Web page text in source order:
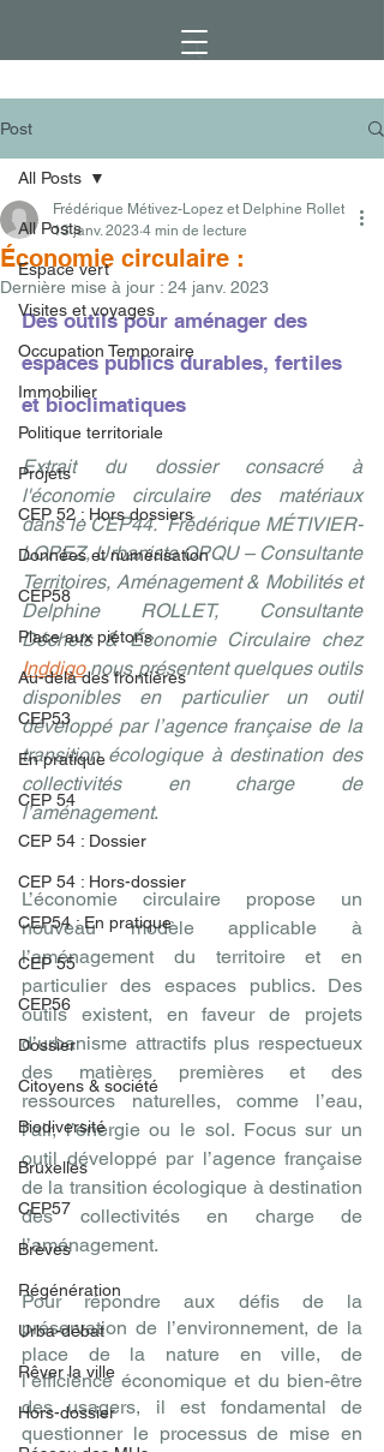
Post
All Posts
Espace vert
Visites et voyages
Occupation Temporaire
Immobilier
Politique territoriale
Projets
CEP 52 : Hors dossiers
Données et numérisation
CEP58
Place aux piétons
Au-delà des frontières
CEP53
En pratique
CEP 54
CEP 54 : Dossier
CEP 54 : Hors-dossier
CEP54 : En pratique
CEP 55
CEP56
Dossier
Citoyens & société
Biodiversité
Bruxelles
CEP57
Brèves
Régénération
Urba-débat
Rêver la ville
Hors-dossier
All Posts
Économie circulaire :
Frédérique Métivez-Lopez et Delphine Rollet
13 janv. 2023 4 min de lecture
Dernière mise à jour : 24 janv. 2023
Des outils pour aménager des
espaces publics durables, fertiles
et bioclimatiques
Extrait du dossier consacré à
l'économie circulaire des matériaux
dans le CEP44.  Frédérique MÉTIVIER-
LOPEZ, Urbaniste OPQU – Consultante
Territoires, Aménagement & Mobilités et
Delphine ROLLET, Consultante
Déchets & Économie Circulaire chez
Inddigo nous présentent quelques outils
disponibles en particulier un outil
développé par l’agence française de la
transition écologique à destination des
collectivités en charge de
l’aménagement
L’économie circulaire propose un
nouveau modèle applicable à
l’aménagement du territoire et en
particulier des espaces publics. Des
outils existent, en faveur de projets
d’urbanisme attractifs plus respectueux
des matières premières et des
ressources naturelles, comme l’eau,
l’air, l’énergie ou le sol. Focus sur un
outil développé par l’agence française
de la transition écologique à destination
des collectivités en charge de
l’aménagement.
Pour répondre aux défis de la
préservation de l’environnement, de la
place de la nature en ville, de
l’efficience économique et du bien-être
des usagers, il est fondamental de
questionner le processus de mise en